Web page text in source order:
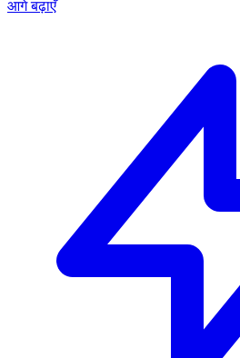
आगे बढ़ाएँ